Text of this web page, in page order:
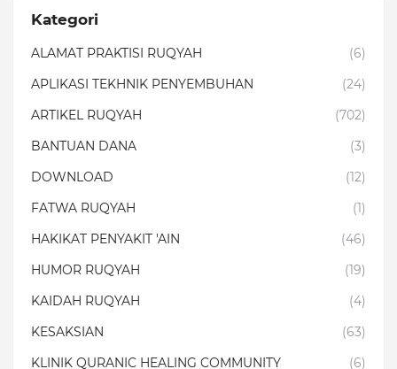
Kategori
ALAMAT PRAKTISI RUQYAH
(6)
APLIKASI TEKHNIK PENYEMBUHAN
(24)
ARTIKEL RUQYAH
(702)
BANTUAN DANA
(3)
DOWNLOAD
(12)
FATWA RUQYAH
(1)
HAKIKAT PENYAKIT 'AIN
(46)
HUMOR RUQYAH
(19)
KAIDAH RUQYAH
(4)
KESAKSIAN
(63)
KLINIK QURANIC HEALING COMMUNITY
(6)